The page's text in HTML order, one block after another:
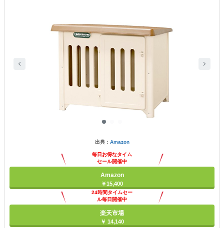
出典： Amazon
毎日お得なタイム
セール開催中
Amazon
￥15,400
24時間タイムセー
ル毎日開催中
楽天市場
￥ 14,140